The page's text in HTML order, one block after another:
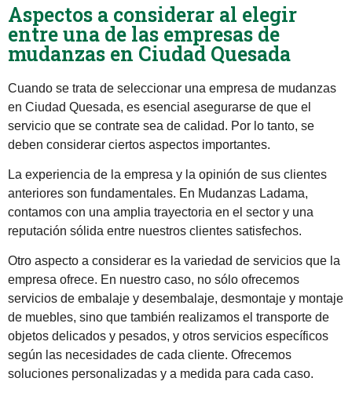
Aspectos a considerar al elegir
entre una de las empresas de
mudanzas en Ciudad Quesada
Cuando se trata de seleccionar una empresa de mudanzas
en Ciudad Quesada, es esencial asegurarse de que el
servicio que se contrate sea de calidad. Por lo tanto, se
deben considerar ciertos aspectos importantes.
La experiencia de la empresa y la opinión de sus clientes
anteriores son fundamentales. En Mudanzas Ladama,
contamos con una amplia trayectoria en el sector y una
reputación sólida entre nuestros clientes satisfechos.
Otro aspecto a considerar es la variedad de servicios que la
empresa ofrece. En nuestro caso, no sólo ofrecemos
servicios de embalaje y desembalaje, desmontaje y montaje
de muebles, sino que también realizamos el transporte de
objetos delicados y pesados, y otros servicios específicos
según las necesidades de cada cliente. Ofrecemos
soluciones personalizadas y a medida para cada caso.